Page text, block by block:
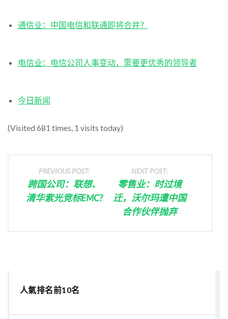
通信业：中国电信和联通即将合并？
电信业：电信公司人事变动，需要更优秀的领导者
今日新闻
(Visited 681 times, 1 visits today)
PREVIOUS POST:
跨国公司：联想、
清华紫光竞标EMC?
NEXT POST:
零售业：时过境
迁，沃尔玛遭中国
合作伙伴抛弃
人氣排名前10名